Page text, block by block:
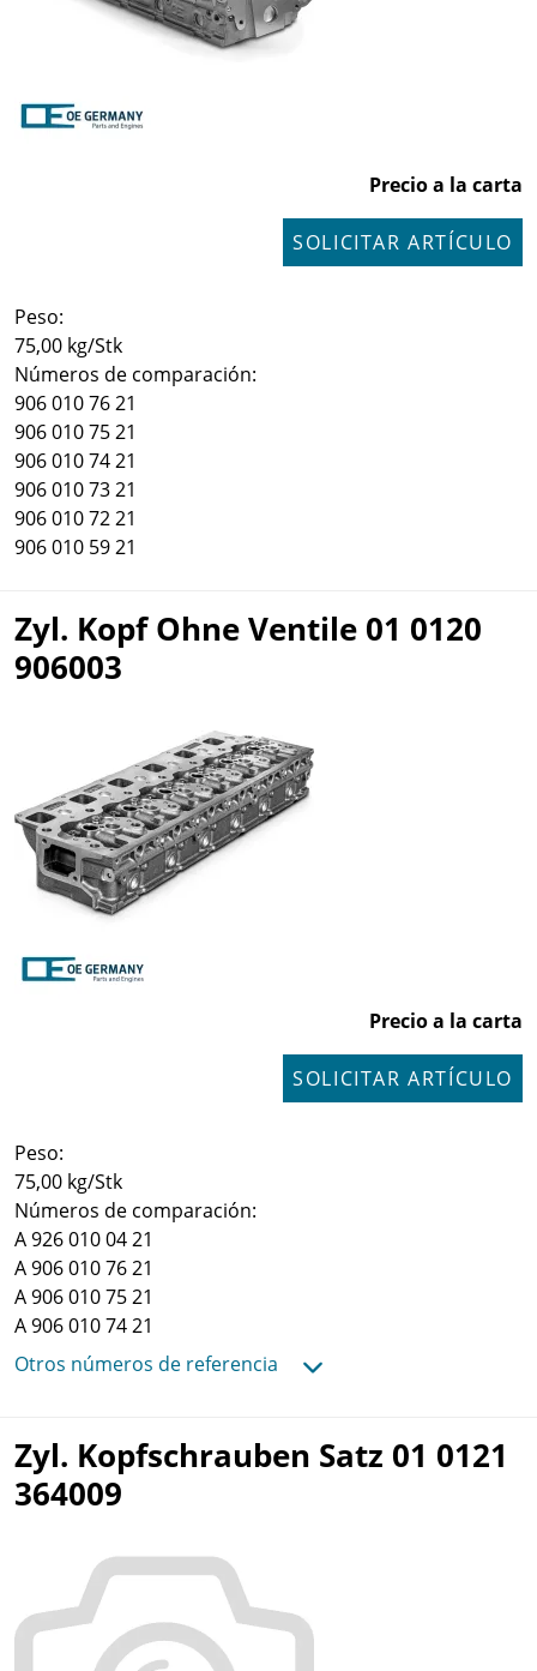
Precio a la carta
SOLICITAR ARTÍCULO
Peso:
75,00 kg/Stk
Números de comparación:
906 010 76 21
906 010 75 21
906 010 74 21
906 010 73 21
906 010 72 21
906 010 59 21
Zyl. Kopf Ohne Ventile 01 0120
906003
Precio a la carta
SOLICITAR ARTÍCULO
Peso:
75,00 kg/Stk
Números de comparación:
A 926 010 04 21
A 906 010 76 21
A 906 010 75 21
A 906 010 74 21
Otros números de referencia
Zyl. Kopfschrauben Satz 01 0121
364009